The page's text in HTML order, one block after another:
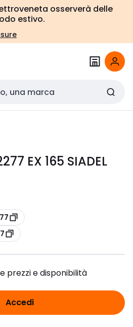
osserverà delle
estivo.
EX 165 SIADEL
prezzi e disponibilità
Accedi